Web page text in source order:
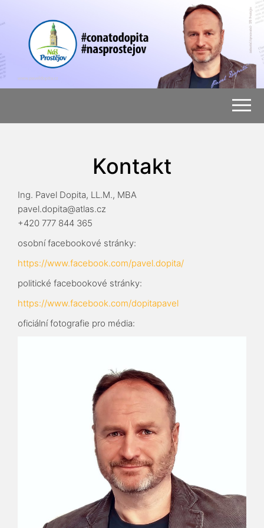
Kontakt
Ing. Pavel Dopita, LL.M., MBA
pavel.dopita@atlas.cz
+420 777 844 365
osobní facebookové stránky:
https://www.facebook.com/pavel.dopita/
politické facebookové stránky:
https://www.facebook.com/dopitapavel
oficiální fotografie pro média: